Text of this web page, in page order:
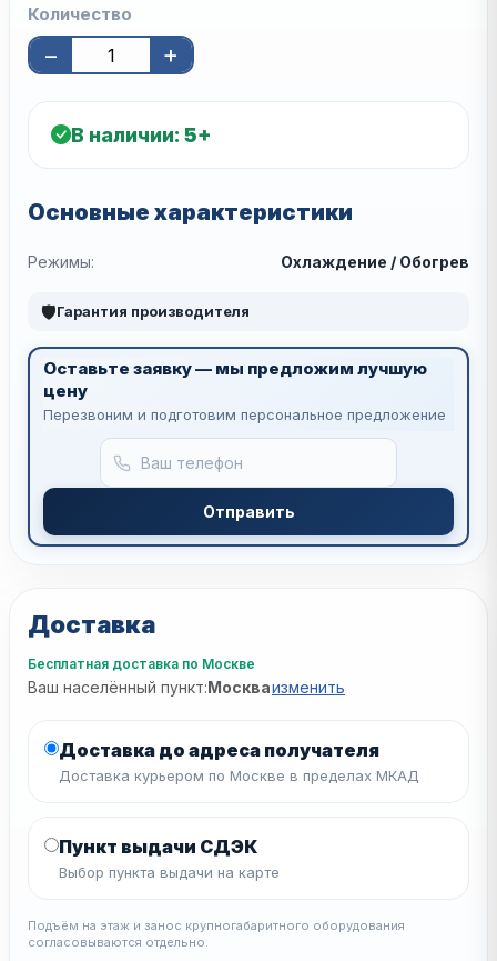
Количество
− +
В наличии: 5+
Основные характеристики
Режимы: Охлаждение / Обогрев
🛡Гарантия производителя
Оставьте заявку — мы предложим лучшую
цену
Перезвоним и подготовим персональное предложение
Отправить
Доставка
Бесплатная доставка по Москве
Ваш населённый пункт:Москваизменить
Доставка до адреса получателя
Доставка курьером по Москве в пределах МКАД
Пункт выдачи СДЭК
Выбор пункта выдачи на карте
Подъём на этаж и занос крупногабаритного оборудования
согласовываются отдельно.